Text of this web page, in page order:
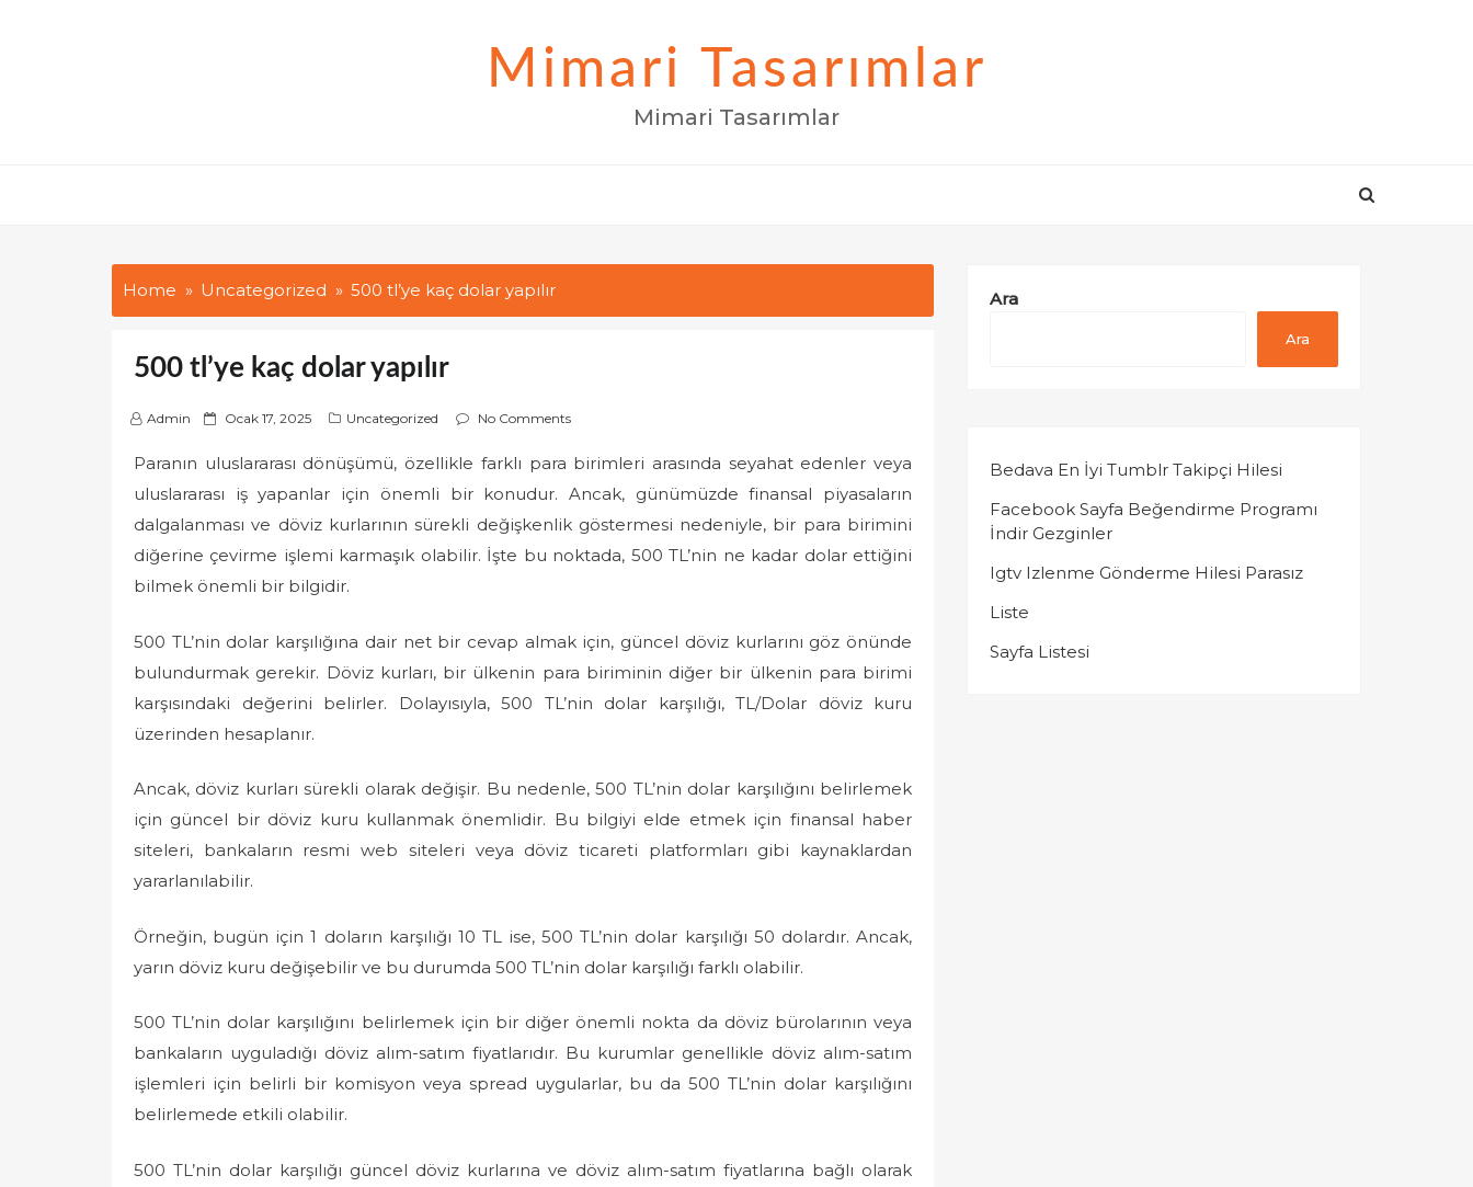
Mimari Tasarımlar
Mimari Tasarımlar
Home Uncategorized 500 tl’ye kaç dolar yapılır
500 tl’ye kaç dolar yapılır
Admin
P
s
t
o
n
Ocak 17, 2025 Uncategorized No Comments
Paranın uluslararası dönüşümü, özellikle farklı para birimleri arasında seyahat edenler veya
uluslararası iş yapanlar için önemli bir konudur. Ancak, günümüzde finansal piyasaların
dalgalanması ve döviz kurlarının sürekli değişkenlik göstermesi nedeniyle, bir para birimini
diğerine çevirme işlemi karmaşık olabilir. İşte bu noktada, 500 TL’nin ne kadar dolar ettiğini
bilmek önemli bir bilgidir.
500 TL’nin dolar karşılığına dair net bir cevap almak için, güncel döviz kurlarını göz önünde
bulundurmak gerekir. Döviz kurları, bir ülkenin para biriminin diğer bir ülkenin para birimi
karşısındaki değerini belirler. Dolayısıyla, 500 TL’nin dolar karşılığı, TL/Dolar döviz kuru
üzerinden hesaplanır.
Ancak, döviz kurları sürekli olarak değişir. Bu nedenle, 500 TL’nin dolar karşılığını belirlemek
için güncel bir döviz kuru kullanmak önemlidir. Bu bilgiyi elde etmek için finansal haber
siteleri, bankaların resmi web siteleri veya döviz ticareti platformları gibi kaynaklardan
yararlanılabilir.
Örneğin, bugün için 1 doların karşılığı 10 TL ise, 500 TL’nin dolar karşılığı 50 dolardır. Ancak,
yarın döviz kuru değişebilir ve bu durumda 500 TL’nin dolar karşılığı farklı olabilir.
500 TL’nin dolar karşılığını belirlemek için bir diğer önemli nokta da döviz bürolarının veya
bankaların uyguladığı döviz alım-satım fiyatlarıdır. Bu kurumlar genellikle döviz alım-satım
işlemleri için belirli bir komisyon veya spread uygularlar, bu da 500 TL’nin dolar karşılığını
belirlemede etkili olabilir.
500 TL’nin dolar karşılığı güncel döviz kurlarına ve döviz alım-satım fiyatlarına bağlı olarak
Ara
Ara
Bedava En İyi Tumblr Takipçi Hilesi
Facebook Sayfa Beğendirme Programı
İndir Gezginler
Igtv Izlenme Gönderme Hilesi Parasız
Liste
Sayfa Listesi